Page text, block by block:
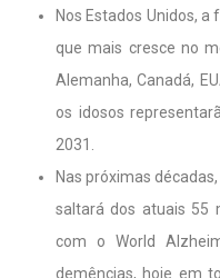
Nos Estados Unidos,
que mais cresce no
Alemanha, Canadá,
os idosos
2031.
Nas próximas
saltará dos atuais 55
com o World
demências, hoje em